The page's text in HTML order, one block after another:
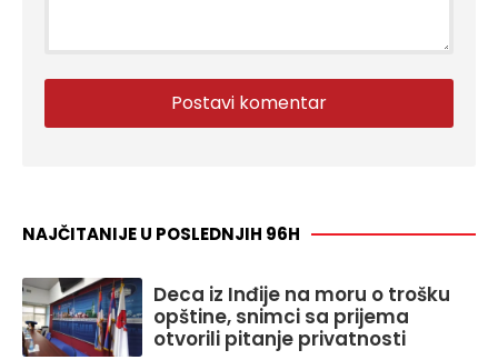
NAJČITANIJE U POSLEDNJIH 96H
Deca iz Inđije na moru o trošku
opštine, snimci sa prijema
otvorili pitanje privatnosti